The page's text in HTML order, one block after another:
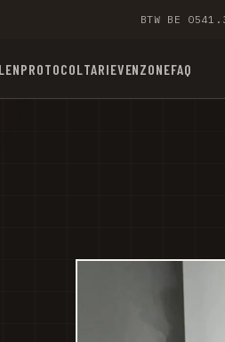
BTW BE
PROTOCOL TARIEVENZONEFAQ